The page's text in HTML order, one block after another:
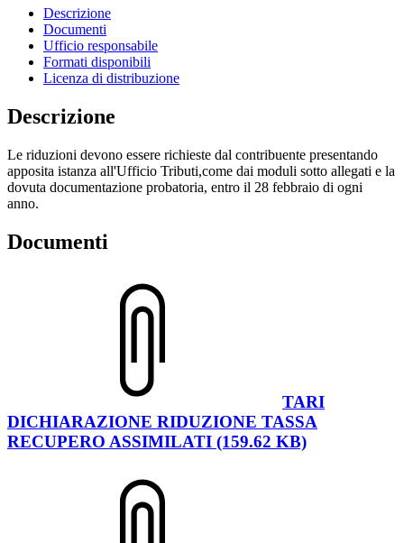
Descrizione
Documenti
Ufficio responsabile
Formati disponibili
Licenza di distribuzione
Descrizione
Le riduzioni devono essere richieste dal contribuente presentando
apposita istanza all'Ufficio Tributi,come dai moduli sotto allegati e la
dovuta documentazione probatoria, entro il 28 febbraio di ogni
anno.
Documenti
TARI
DICHIARAZIONE RIDUZIONE TASSA
RECUPERO ASSIMILATI (159.62 KB)